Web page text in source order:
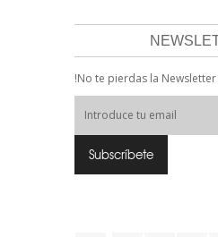
!No te pierdas la